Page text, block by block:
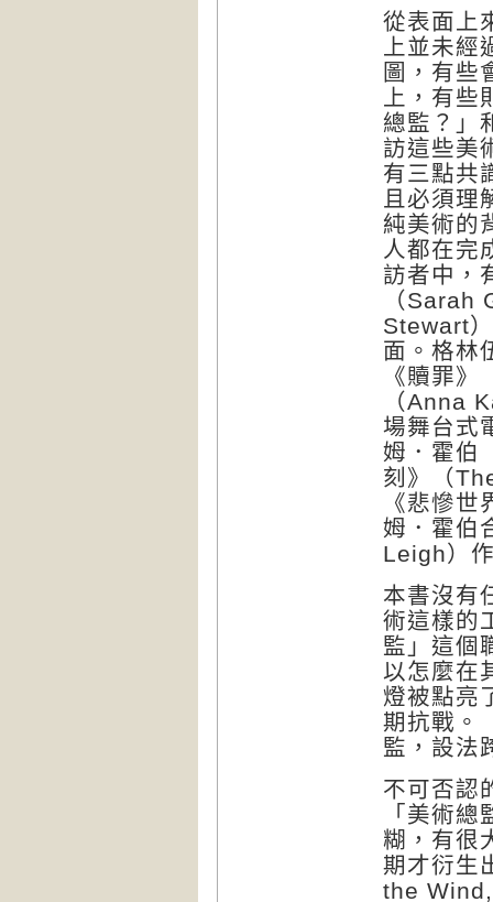
從表面上
上並未
圖，有些
上，有
總監？」
訪這些美
有三點共
且必須理
純美術的
人都在完
訪者中，
（Sarah
Stewart
面。格林
《贖罪
（Anna
場舞台式
姆．霍伯
刻》（
《悲慘
姆．霍伯
Leigh）
本書沒有
術這樣的
監」這個
以怎麼在
燈被點亮
期抗戰。
監，設法
不可否認
「美術
糊，有很
期才衍生
the